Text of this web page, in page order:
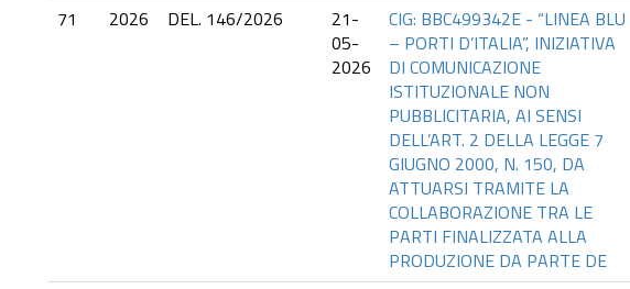
71 2026 DEL. 146/2026
21-
05-
2026
CIG: BBC499342E - “LINEA BLU
– PORTI D’ITALIA”, INIZIATIVA
DI COMUNICAZIONE
ISTITUZIONALE NON
PUBBLICITARIA, AI SENSI
DELL’ART. 2 DELLA LEGGE 7
GIUGNO 2000, N. 150, DA
ATTUARSI TRAMITE LA
COLLABORAZIONE TRA LE
PARTI FINALIZZATA ALLA
PRODUZIONE DA PARTE DE